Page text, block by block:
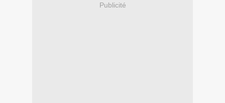
Publicité